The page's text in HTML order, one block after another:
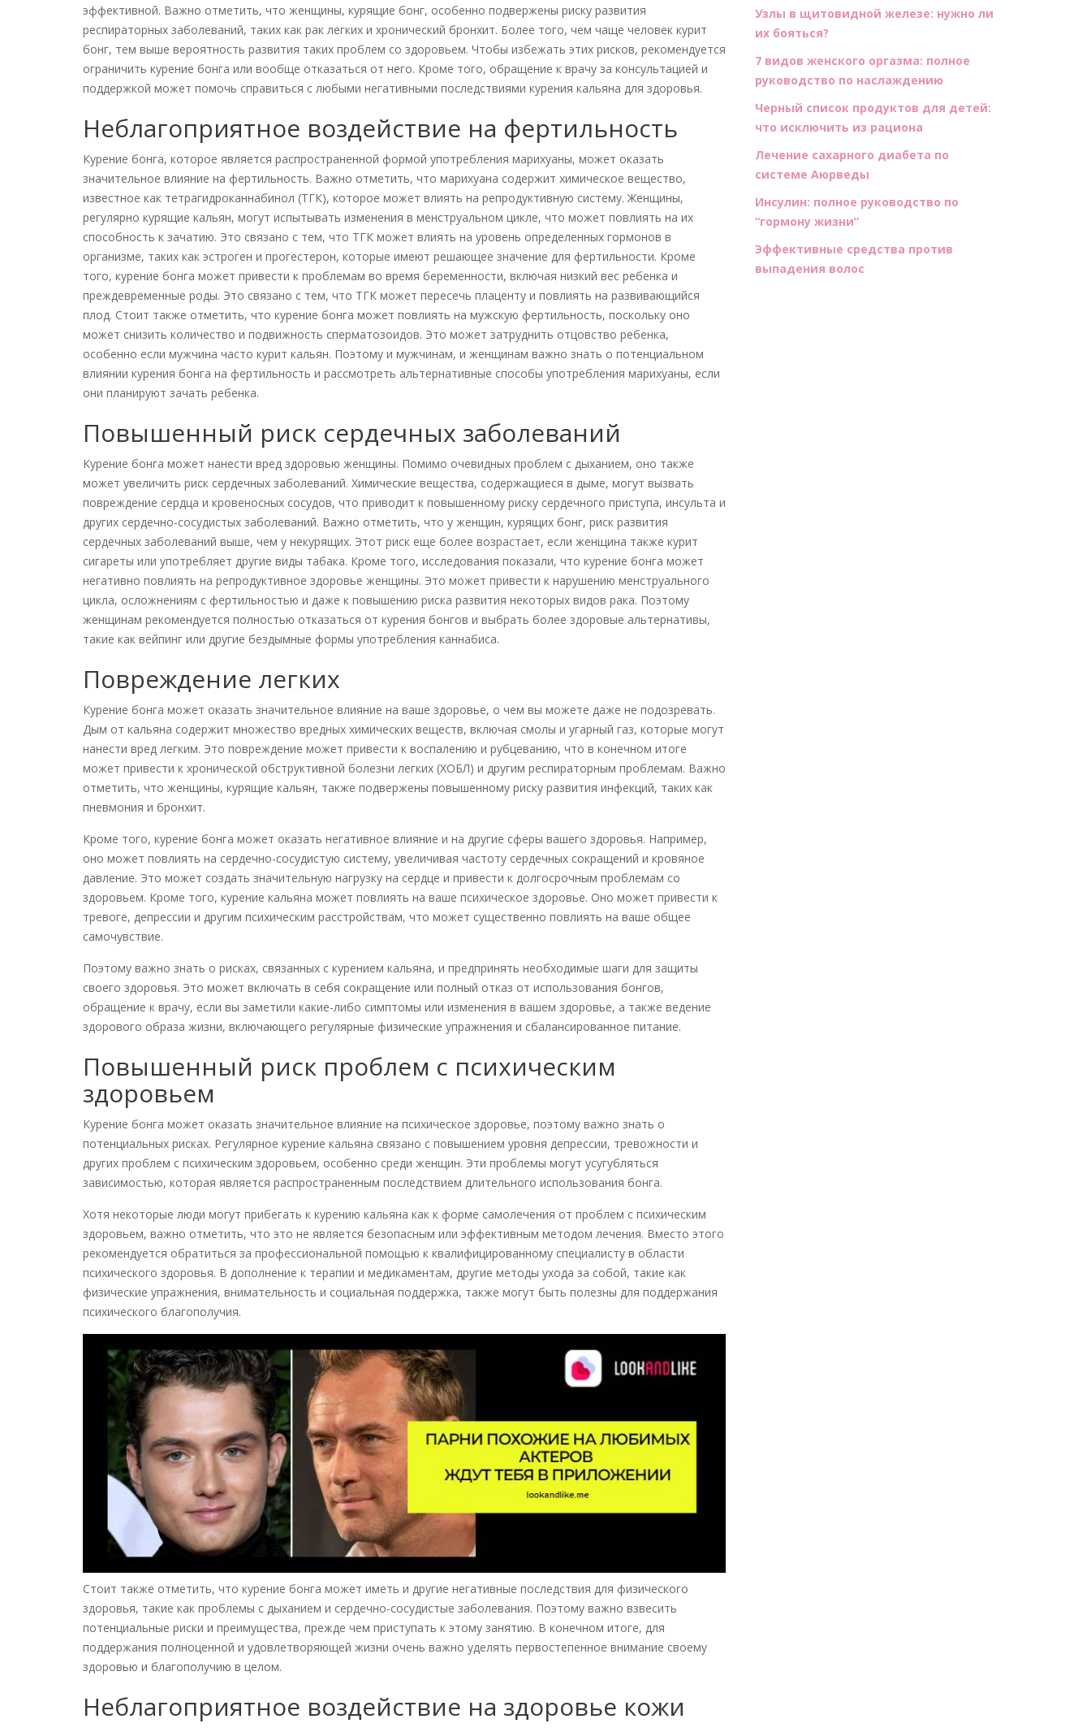
эффективной. Важно отметить, что женщины, курящие бонг, особенно подвержены риску развития
респираторных заболеваний, таких как рак легких и хронический бронхит. Более того, чем чаще человек курит
бонг, тем выше вероятность развития таких проблем со здоровьем. Чтобы избежать этих рисков, рекомендуется
ограничить курение бонга или вообще отказаться от него. Кроме того, обращение к врачу за консультацией и
поддержкой может помочь справиться с любыми негативными последствиями курения кальяна для здоровья.
Неблагоприятное воздействие на фертильность
Курение бонга, которое является распространенной формой употребления марихуаны, может оказать
значительное влияние на фертильность. Важно отметить, что марихуана содержит химическое вещество,
известное как тетрагидроканнабинол (ТГК), которое может влиять на репродуктивную систему. Женщины,
регулярно курящие кальян, могут испытывать изменения в менструальном цикле, что может повлиять на их
способность к зачатию. Это связано с тем, что ТГК может влиять на уровень определенных гормонов в
организме, таких как эстроген и прогестерон, которые имеют решающее значение для фертильности. Кроме
того, курение бонга может привести к проблемам во время беременности, включая низкий вес ребенка и
преждевременные роды. Это связано с тем, что ТГК может пересечь плаценту и повлиять на развивающийся
плод. Стоит также отметить, что курение бонга может повлиять на мужскую фертильность, поскольку оно
может снизить количество и подвижность сперматозоидов. Это может затруднить отцовство ребенка,
особенно если мужчина часто курит кальян. Поэтому и мужчинам, и женщинам важно знать о потенциальном
влиянии курения бонга на фертильность и рассмотреть альтернативные способы употребления марихуаны, если
они планируют зачать ребенка.
Повышенный риск сердечных заболеваний
Курение бонга может нанести вред здоровью женщины. Помимо очевидных проблем с дыханием, оно также
может увеличить риск сердечных заболеваний. Химические вещества, содержащиеся в дыме, могут вызвать
повреждение сердца и кровеносных сосудов, что приводит к повышенному риску сердечного приступа, инсульта и
других сердечно-сосудистых заболеваний. Важно отметить, что у женщин, курящих бонг, риск развития
сердечных заболеваний выше, чем у некурящих. Этот риск еще более возрастает, если женщина также курит
сигареты или употребляет другие виды табака. Кроме того, исследования показали, что курение бонга может
негативно повлиять на репродуктивное здоровье женщины. Это может привести к нарушению менструального
цикла, осложнениям с фертильностью и даже к повышению риска развития некоторых видов рака. Поэтому
женщинам рекомендуется полностью отказаться от курения бонгов и выбрать более здоровые альтернативы,
такие как вейпинг или другие бездымные формы употребления каннабиса.
Повреждение легких
Курение бонга может оказать значительное влияние на ваше здоровье, о чем вы можете даже не подозревать.
Дым от кальяна содержит множество вредных химических веществ, включая смолы и угарный газ, которые могут
нанести вред легким. Это повреждение может привести к воспалению и рубцеванию, что в конечном итоге
может привести к хронической обструктивной болезни легких (ХОБЛ) и другим респираторным проблемам. Важно
отметить, что женщины, курящие кальян, также подвержены повышенному риску развития инфекций, таких как
пневмония и бронхит.
Кроме того, курение бонга может оказать негативное влияние и на другие сферы вашего здоровья. Например,
оно может повлиять на сердечно-сосудистую систему, увеличивая частоту сердечных сокращений и кровяное
давление. Это может создать значительную нагрузку на сердце и привести к долгосрочным проблемам со
здоровьем. Кроме того, курение кальяна может повлиять на ваше психическое здоровье. Оно может привести к
тревоге, депрессии и другим психическим расстройствам, что может существенно повлиять на ваше общее
самочувствие.
Поэтому важно знать о рисках, связанных с курением кальяна, и предпринять необходимые шаги для защиты
своего здоровья. Это может включать в себя сокращение или полный отказ от использования бонгов,
обращение к врачу, если вы заметили какие-либо симптомы или изменения в вашем здоровье, а также ведение
здорового образа жизни, включающего регулярные физические упражнения и сбалансированное питание.
Повышенный риск проблем с психическим
здоровьем
Курение бонга может оказать значительное влияние на психическое здоровье, поэтому важно знать о
потенциальных рисках. Регулярное курение кальяна связано с повышением уровня депрессии, тревожности и
других проблем с психическим здоровьем, особенно среди женщин. Эти проблемы могут усугубляться
зависимостью, которая является распространенным последствием длительного использования бонга.
Хотя некоторые люди могут прибегать к курению кальяна как к форме самолечения от проблем с психическим
здоровьем, важно отметить, что это не является безопасным или эффективным методом лечения. Вместо этого
рекомендуется обратиться за профессиональной помощью к квалифицированному специалисту в области
психического здоровья. В дополнение к терапии и медикаментам, другие методы ухода за собой, такие как
физические упражнения, внимательность и социальная поддержка, также могут быть полезны для поддержания
психического благополучия.
Стоит также отметить, что курение бонга может иметь и другие негативные последствия для физического
здоровья, такие как проблемы с дыханием и сердечно-сосудистые заболевания. Поэтому важно взвесить
потенциальные риски и преимущества, прежде чем приступать к этому занятию. В конечном итоге, для
поддержания полноценной и удовлетворяющей жизни очень важно уделять первостепенное внимание своему
здоровью и благополучию в целом.
Неблагоприятное воздействие на здоровье кожи
Узлы в щитовидной железе: нужно ли
их бояться?
7 видов женского оргазма: полное
руководство по наслаждению
Черный список продуктов для детей:
что исключить из рациона
Лечение сахарного диабета по
системе Аюрведы
Инсулин: полное руководство по
“гормону жизни”
Эффективные средства против
выпадения волос